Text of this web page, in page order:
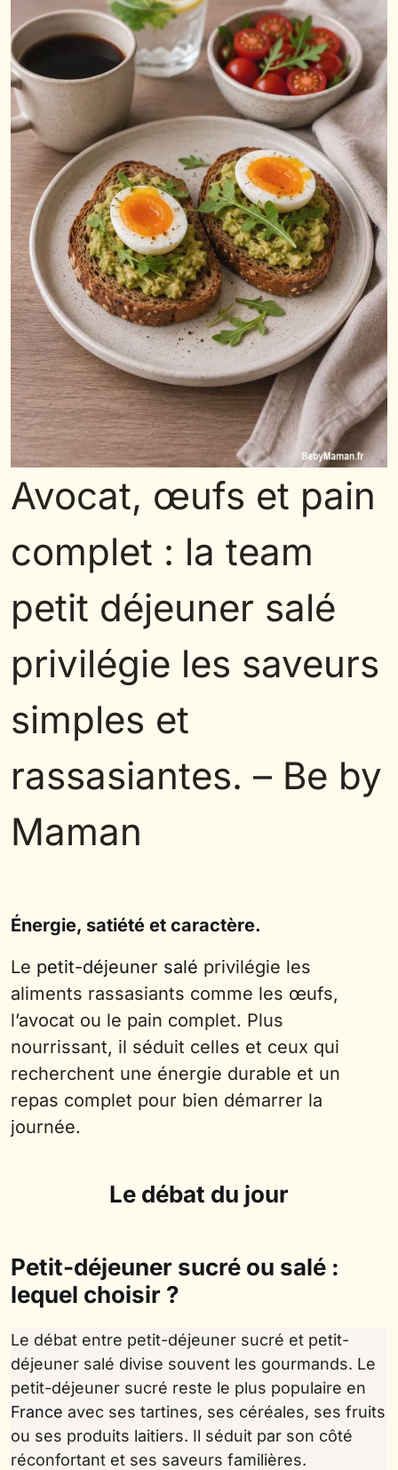
Avocat, œufs et pain
complet : la team
petit déjeuner salé
privilégie les saveurs
simples et
rassasiantes. – Be by
Maman
Énergie, satiété et caractère.
Le petit-déjeuner salé privilégie les
aliments rassasiants comme les œufs,
l’avocat ou le pain complet. Plus
nourrissant, il séduit celles et ceux qui
recherchent une énergie durable et un
repas complet pour bien démarrer la
journée.
Le débat du jour
Petit-déjeuner sucré ou salé :
lequel choisir ?
Le débat entre petit-déjeuner sucré et petit-
déjeuner salé divise souvent les gourmands. Le
petit-déjeuner sucré reste le plus populaire en
France avec ses tartines, ses céréales, ses fruits
ou ses produits laitiers. Il séduit par son côté
réconfortant et ses saveurs familières.